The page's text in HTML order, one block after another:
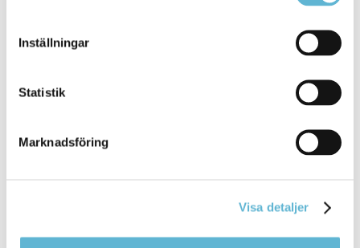
Inställningar
Statistik
Marknadsföring
Visa detaljer